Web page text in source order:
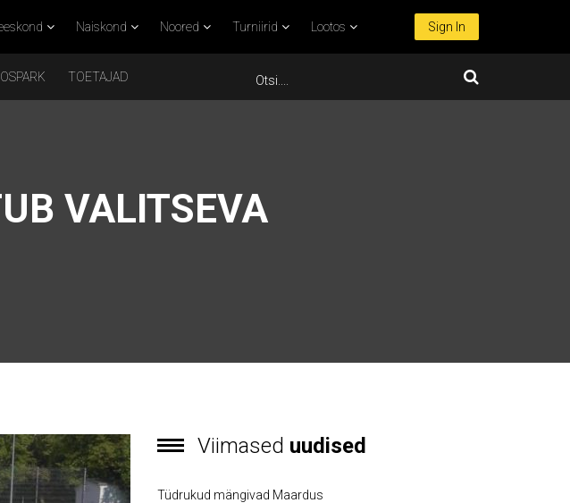
Naiskond Noored Turniirid Lootos Sign In
TOETAJAD
VALITSEVA
Viimased uudised
Tüdrukud mängivad Maardus